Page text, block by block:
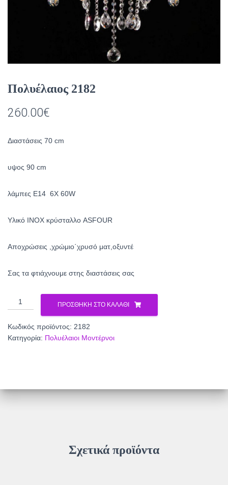
Πολυέλαιος 2182
260.00€
Διαστάσεις 70 cm
υψος 90 cm
λάμπες Ε14 6X 60W
Υλικό INOX κρύσταλλο ASFOUR
Αποχρώσεις ,χρώμιο΄χρυσό ματ,οξυντέ
Σας τα φτιάχνουμε στης διαστάσεις σας
Πολυέλαιος
2182
ΠΡΟΣΘΉΚΗ ΣΤΟ ΚΑΛΆΘΙ
Κωδικός προϊόντος: 2182
Κατηγορία: Πολυέλαιοι Μοντέρνοι
Σχετικά προϊόντα